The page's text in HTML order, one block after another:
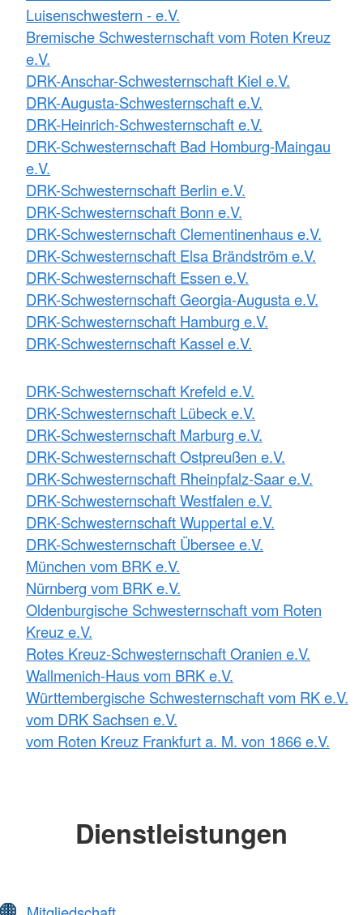
Luisenschwestern - e.V.
Bremische Schwesternschaft vom Roten Kreuz
e.V.
DRK-Anschar-Schwesternschaft Kiel e.V.
DRK-Augusta-Schwesternschaft e.V.
DRK-Heinrich-Schwesternschaft e.V.
DRK-Schwesternschaft Bad Homburg-Maingau
e.V.
DRK-Schwesternschaft Berlin e.V.
DRK-Schwesternschaft Bonn e.V.
DRK-Schwesternschaft Clementinenhaus e.V.
DRK-Schwesternschaft Elsa Brändström e.V.
DRK-Schwesternschaft Essen e.V.
DRK-Schwesternschaft Georgia-Augusta e.V.
DRK-Schwesternschaft Hamburg e.V.
DRK-Schwesternschaft Kassel e.V.
DRK-Schwesternschaft Krefeld e.V.
DRK-Schwesternschaft Lübeck e.V.
DRK-Schwesternschaft Marburg e.V.
DRK-Schwesternschaft Ostpreußen e.V.
DRK-Schwesternschaft Rheinpfalz-Saar e.V.
DRK-Schwesternschaft Westfalen e.V.
DRK-Schwesternschaft Wuppertal e.V.
DRK-Schwesternschaft Übersee e.V.
München vom BRK e.V.
Nürnberg vom BRK e.V.
Oldenburgische Schwesternschaft vom Roten
Kreuz e.V.
Rotes Kreuz-Schwesternschaft Oranien e.V.
Wallmenich-Haus vom BRK e.V.
Württembergische Schwesternschaft vom RK e.V.
vom DRK Sachsen e.V.
vom Roten Kreuz Frankfurt a. M. von 1866 e.V.
Dienstleistungen